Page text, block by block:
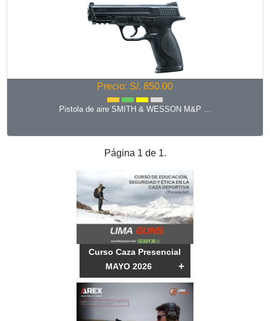
Precio: S/. 850.00
Pistola de aire SMITH & WESSON M&P ...
Página 1 de 1.
Curso Caza Presencial
MAYO 2026
+